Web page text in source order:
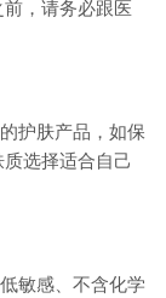
，请务必跟医
护肤产品，如保
选择适合自己
敏感、不含化学